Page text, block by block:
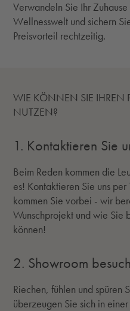
Verwandeln Sie Ihr
Wellnesswelt und sichern
Preisvorteil rechtzeitig.
WIE KÖNNEN SIE IHREN
NUTZEN?
1. Kontaktieren Sie
Beim Reden kommen die
es! Kontaktieren Sie uns
kommen Sie vorbei - wir
Wunschprojekt und wie Sie
können!
2. Showroom
Riechen, fühlen und spüren
überzeugen Sie sich in